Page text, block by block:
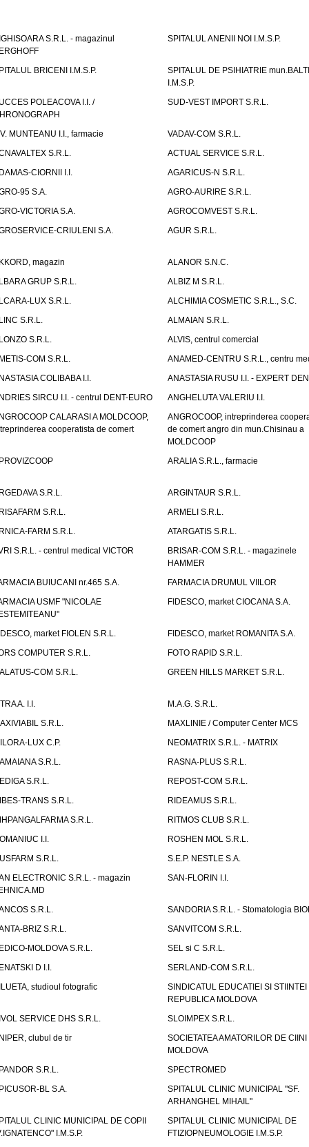
S.R.L. - magazinul
SPITALUL ANENII NOI I.M.S.P.
BRICENI I.M.S.P.
SPITALUL DE PSIHIATRIE mun.BALTI
I.M.S.P.
POLEACOVA I.I. /
SUD-VEST IMPORT S.R.L.
MUNTEANU I.I., farmacie
VADAV-COM S.R.L.
S.R.L.
ACTUAL SERVICE S.R.L.
CIORNII I.I.
AGARICUS-N S.R.L.
95 S.A.
AGRO-AURIRE S.R.L.
VICTORIA S.A.
AGROCOMVEST S.R.L.
CRIULENI S.A.
AGUR S.R.L.
magazin
ALANOR S.N.C.
GRUP S.R.L.
ALBIZ M S.R.L.
LUX S.R.L.
ALCHIMIA COSMETIC S.R.L., S.C.
S.R.L.
ALMAIAN S.R.L.
S.R.L.
ALVIS, centrul comercial
COM S.R.L.
ANAMED-CENTRU S.R.L., centru
COLIBABA I.I.
ANASTASIA RUSU I.I. - EXPERT
SIRCU I.I. - centrul DENT-EURO
ANGHELUTA VALERIU I.I.
CALARASI A MOLDCOOP,
cooperatista de comert
ANGROCOOP, intreprinderea
de comert angro din mun.Chisinau a
MOLDCOOP
ARALIA S.R.L., farmacie
S.R.L.
ARGINTAUR S.R.L.
S.R.L.
ARMELI S.R.L.
FARM S.R.L.
ATARGATIS S.R.L.
S.R.L. - centrul medical VICTOR
BRISAR-COM S.R.L. - magazinele
HAMMER
BUIUCANI nr.465 S.A.
FARMACIA DRUMUL VIILOR
USMF "NICOLAE
FIDESCO, market CIOCANA S.A.
market FIOLEN S.R.L.
FIDESCO, market ROMANITA S.A.
COMPUTER S.R.L.
FOTO RAPID S.R.L.
COM S.R.L.
GREEN HILLS MARKET S.R.L.
A. I.I.
M.A.G. S.R.L.
S.R.L.
MAXLINIE / Computer Center MCS
LUX C.P.
NEOMATRIX S.R.L. - MATRIX
S.R.L.
RASNA-PLUS S.R.L.
S.R.L.
REPOST-COM S.R.L.
TRANS S.R.L.
RIDEAMUS S.R.L.
S.R.L.
RITMOS CLUB S.R.L.
I.I.
ROSHEN MOL S.R.L.
S.R.L.
S.E.P. NESTLE S.A.
ELECTRONIC S.R.L. - magazin
SAN-FLORIN I.I.
S.R.L.
SANDORIA S.R.L. - Stomatologia
BRIZ S.R.L.
SANVITCOM S.R.L.
MOLDOVA S.R.L.
SEL si C S.R.L.
D I.I.
SERLAND-COM S.R.L.
studioul fotografic
SINDICATUL EDUCATIEI SI STIINTEI
REPUBLICA MOLDOVA
SERVICE DHS S.R.L.
SLOIMPEX S.R.L.
clubul de tir
SOCIETATEA AMATORILOR DE CIINI
MOLDOVA
S.R.L.
SPECTROMED
BL S.A.
SPITALUL CLINIC MUNICIPAL "SF.
ARHANGHEL MIHAIL"
CLINIC MUNICIPAL DE COPII
I.M.S.P.
SPITALUL CLINIC MUNICIPAL DE
FTIZIOPNEUMOLOGIE I.M.S.P.